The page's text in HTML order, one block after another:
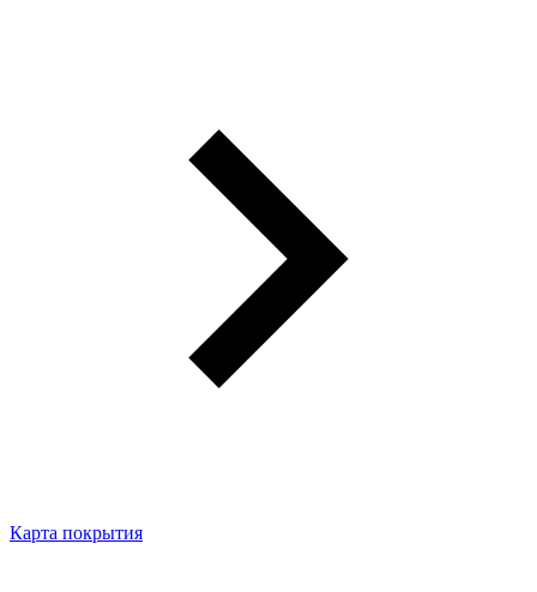
Карта покрытия